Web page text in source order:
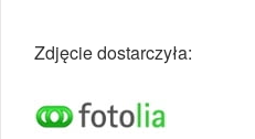
Zdjęcie dostarczyła: